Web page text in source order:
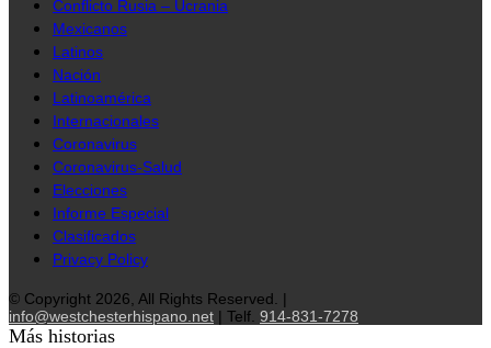
Conflicto Rusia – Ucrania
Mexicanos
Latinos
Nación
Latinoamérica
Internacionales
Coronavirus
Coronavirus-Salud
Elecciones
Informe Especial
Clasificados
Privacy Policy
© Copyright 2026, All Rights Reserved. |
info@westchesterhispano.net | Telf. 914-831-7278
Más historias